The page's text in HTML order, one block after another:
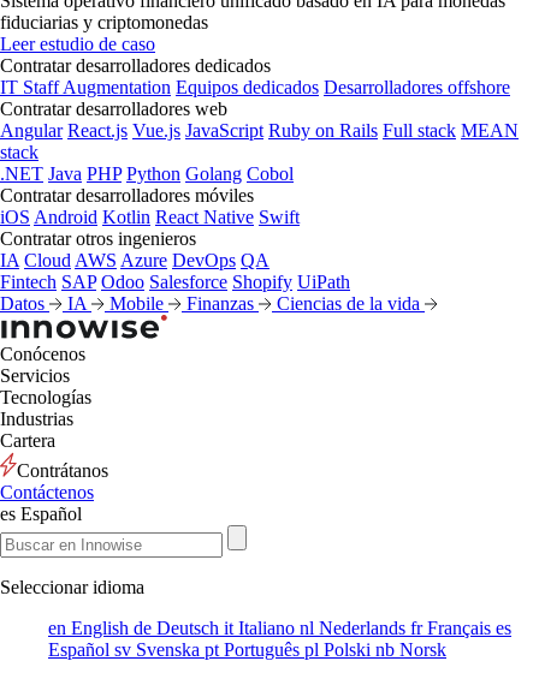
fiduciarias y criptomonedas
Leer estudio de caso
Contratar desarrolladores dedicados
IT Staff Augmentation Equipos dedicados Desarrolladores offshore
Contratar desarrolladores web
Angular React.js Vue.js JavaScript Ruby on Rails Full stack MEAN
stack
.NET Java PHP Python Golang Cobol
Contratar desarrolladores móviles
iOS Android Kotlin React Native Swift
Contratar otros ingenieros
IA Cloud AWS Azure DevOps QA
Fintech SAP Odoo Salesforce Shopify UiPath
Datos
IA Mobile Finanzas Ciencias de la vida
Conócenos
Servicios
Tecnologías
Industrias
Cartera
Contrátanos
Contáctenos
es Español
Seleccionar idioma
en English de Deutsch it Italiano nl Nederlands frFrançais es
Español sv Svenska pt Português pl Polski nb Norsk